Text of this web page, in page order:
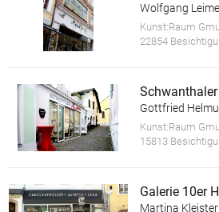
Wolfgang
Kunst:Raum
22854
Gottfried
Kunst:Raum
15813
Galerie 10er
Martina